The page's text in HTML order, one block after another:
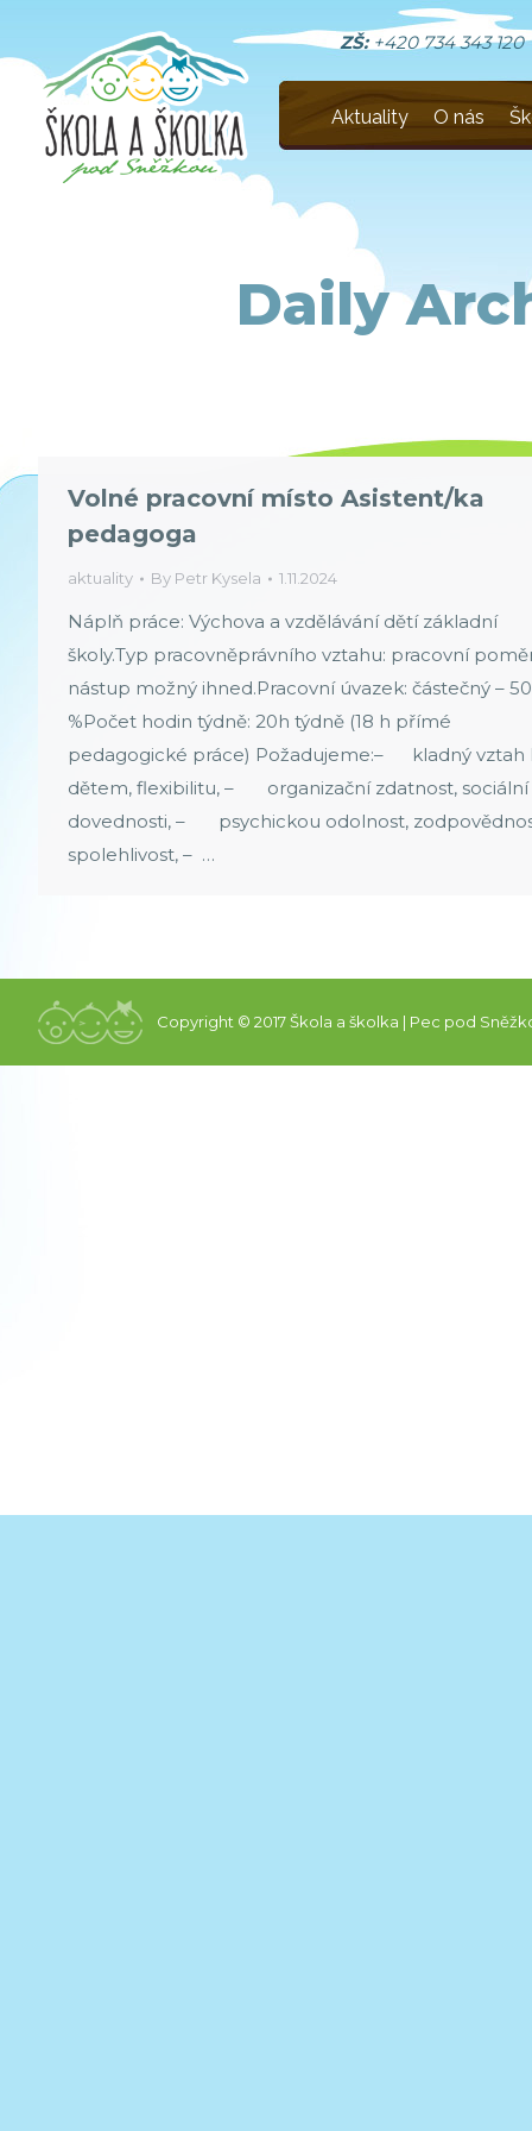
ZŠ: +420 734 343 120
Aktuality O nás
Daily
Volné pracovní místo Asistent/ka
pedagoga
aktuality By Petr Kysela 1.11.2024
Náplň práce: Výchova a vzdělávání dětí základní
školy.Typ pracovněprávního vztahu: pracovní
nástup možný ihned.Pracovní úvazek: částečný – 50
%Počet hodin týdně: 20h týdně (18 h přímé
pedagogické práce) Požadujeme:– kladný vztah
dětem, flexibilitu, – organizační zdatnost, sociální
dovednosti, – psychickou odolnost,
spolehlivost, – …
Copyright © 2017 Škola a školka | Pec pod